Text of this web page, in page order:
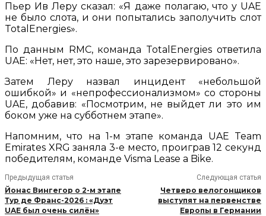
Пьер Ив Леру сказал: «Я даже полагаю, что у UAE
не было слота, и они попытались заполучить слот
TotalEnergies».
По данным RMC, команда TotalEnergies ответила
UAE: «Нет, нет, это наше, это зарезервировано».
Затем Леру назвал инцидент «небольшой
ошибкой» и «непрофессионализмом» со стороны
UAE, добавив: «Посмотрим, не выйдет ли это им
боком уже на субботнем этапе».
Напомним, что на 1-м этапе команда UAE Team
Emirates XRG заняла 3-е место, проиграв 12 секунд
победителям, команде Visma Lease a Bike.
Предыдущая статья
Йонас Вингегор о 2-м этапе
Тур де Франс-2026 : «Дуэт
UAE был очень силён»
Следующая статья
Четверо велогонщиков
выступят на первенстве
Европы в Германии